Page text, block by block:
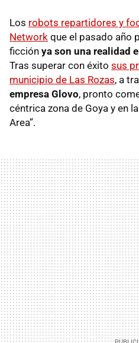
Los robots repartidores y
Network que el pasado año
ficción ya son una realidad
Tras superar con éxito sus
municipio de Las Rozas, a
empresa Glovo, pronto
céntrica zona de Goya y en
Area”.